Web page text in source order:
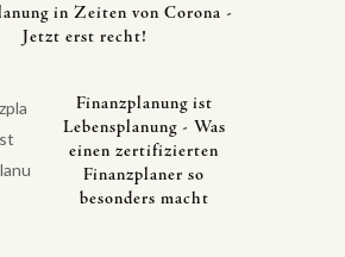
in Zeiten von Corona -
Jetzt erst recht!
Finanzplanung ist
Lebensplanung - Was
einen zertifizierten
Finanzplaner so
besonders macht